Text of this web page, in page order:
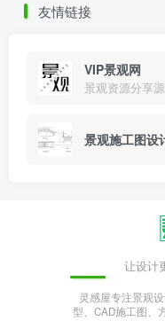
友情链接
VIP景观网
景观资源分享源
景观施工图设
让设计
灵感屋专注景观
型、CAD施工图、